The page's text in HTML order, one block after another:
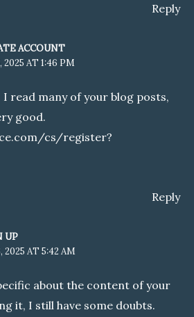
Reply
ACCOUNT
2025 AT 1:46 PM
read many of your blog posts,
good.
cs/register?
Reply
UP
2025 AT 5:42 AM
about the content of your
it, I still have some doubts.